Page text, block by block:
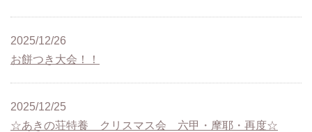
2025/12/26
お餅つき大会！！
2025/12/25
☆あきの荘特養 クリスマス会 六甲・摩耶・再度☆